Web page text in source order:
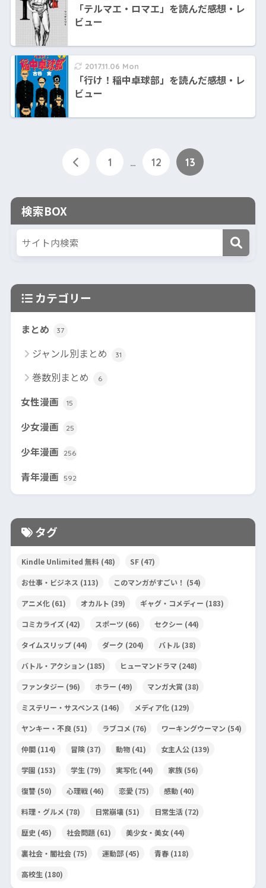
「テルマエ・ロマエ」を読んだ感想・レ
ビュー
2017.11.06 Mon
「行け！稲中卓球部」を読んだ感想・レ
ビュー
1 … 12 13
検索BOX
カテゴリー
まとめ 37
ジャンル別まとめ 31
巻数別まとめ 6
女性漫画 15
少女漫画 25
少年漫画 256
青年漫画 592
タグ
Kindle Unlimited 無料(48) SF(47)
お仕事・ビジネス (113) このマンガがすごい！ (54)
アニメ化(61) オカルト (39) ギャグ・コメディー (183)
コミカライズ(42) スポーツ (66) セクシー (44)
タイムスリップ(44) ダーク (204) バトル(38)
バトル・アクション (185) ヒューマンドラマ(248)
ファンタジー (96) ホラー (49) マンガ大賞(38)
ミステリー・サスペンス (146) メディア化(129)
ヤンキー・不良(51) ラブコメ (76) ワーキングウーマン (54)
仲間(114) 冒険(37) 動物(41) 女主人公(139)
学園 (153) 学生 (79) 実写化(44) 家族(56)
復讐(50) 心理戦(46) 恋愛(75) 感動(40)
料理・グルメ (78) 日常崩壊(51) 日常生活(72)
歴史 (45) 社会問題(61) 美少女・美女(44)
裏社会・闇社会(75) 運動部(45) 青春(118)
高校生 (180)